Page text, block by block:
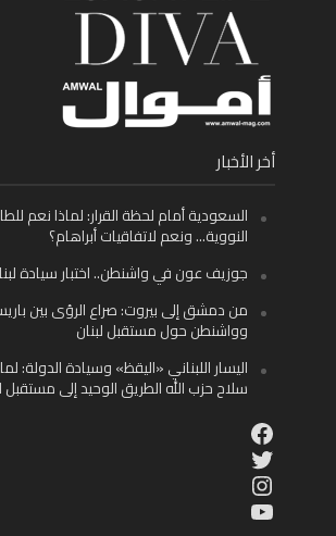
أخر الأخبار
السعودية أمام لحظة القرار: لماذا نعم
النووية… ونعم لاتفاقيات أبراهام؟
جوزيف عون في واشنطن.. اختبار سيادة
من دمشق إلى بيروت: صراع الرؤى بين
وواشنطن حول مستقبل لبنان
اليسار اللبناني «اليقظ» وسيادة الدولة:
سلاح حزب الله الطريق الوحيد إلى مستقبل
Facebook
Twitter
Instagram
YouTube